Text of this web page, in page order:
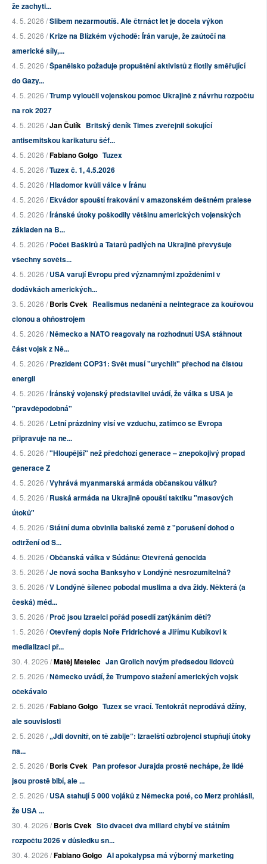
že zachyti...
4. 5. 2026 /Slibem nezarmoutíš. Ale čtrnáct let je docela výkon
4. 5. 2026 /Krize na Blízkém východě: Írán varuje, že zaútočí na
americké síly,...
4. 5. 2026 /Španělsko požaduje propuštění aktivistů z flotily směřující
do Gazy...
4. 5. 2026 /Trump vyloučil vojenskou pomoc Ukrajině z návrhu rozpočtu
na rok 2027
4. 5. 2026 /Jan Čulík Britský deník Times zveřejnil šokující
antisemitskou karikaturu šéf...
4. 5. 2026 /Fabiano Golgo Tuzex
4. 5. 2026 /Tuzex č. 1, 4.5.2026
4. 5. 2026 /Hladomor kvůli válce v Íránu
4. 5. 2026 /Ekvádor spouští frakování v amazonském deštném pralese
4. 5. 2026 /Íránské útoky poškodily většinu amerických vojenských
základen na B...
4. 5. 2026 /Počet Baškirů a Tatarů padlých na Ukrajině převyšuje
všechny sověts...
4. 5. 2026 /USA varují Evropu před významnými zpožděními v
dodávkách amerických...
3. 5. 2026 /Boris Cvek Realismus nedanění a neintegrace za kouřovou
clonou a ohňostrojem
4. 5. 2026 /Německo a NATO reagovaly na rozhodnutí USA stáhnout
část vojsk z Ně...
4. 5. 2026 /Prezident COP31: Svět musí "urychlit" přechod na čistou
energii
4. 5. 2026 /Íránský vojenský představitel uvádí, že válka s USA je
"pravděpodobná"
4. 5. 2026 /Letní prázdniny visí ve vzduchu, zatímco se Evropa
připravuje na ne...
4. 5. 2026 /"Hloupější" než předchozí generace – znepokojivý propad
generace Z
4. 5. 2026 /Vyhrává myanmarská armáda občanskou válku?
4. 5. 2026 /Ruská armáda na Ukrajině opouští taktiku "masových
útoků"
4. 5. 2026 /Státní duma obvinila baltské země z "porušení dohod o
odtržení od S...
4. 5. 2026 /Občanská válka v Súdánu: Otevřená genocida
3. 5. 2026 /Je nová socha Banksyho v Londýně nesrozumitelná?
3. 5. 2026 /V Londýně šílenec pobodal muslima a dva židy. Některá (a
česká) méd...
3. 5. 2026 /Proč jsou Izraelci pořád posedlí zatýkáním dětí?
1. 5. 2026 /Otevřený dopis Noře Fridrichové a Jiřímu Kubíkovi k
medializaci př...
30. 4. 2026 /Matěj Metelec Jan Grolich novým předsedou lidovců
2. 5. 2026 /Německo uvádí, že Trumpovo stažení amerických vojsk
očekávalo
2. 5. 2026 /Fabiano Golgo Tuzex se vrací. Tentokrát neprodává džíny,
ale souvislosti
2. 5. 2026 /„Jdi dovnitř, on tě zabije“: Izraelští ozbrojenci stupňují útoky
na...
2. 5. 2026 /Boris Cvek Pan profesor Jurajda prostě nechápe, že lidé
jsou prostě blbí, ale ...
2. 5. 2026 /USA stahují 5 000 vojáků z Německa poté, co Merz prohlásil,
že USA ...
30. 4. 2026 /Boris Cvek Sto dvacet dva miliard chybí ve státním
rozpočtu 2026 v důsledku sn...
30. 4. 2026 /Fabiano Golgo AI apokalypsa má výborný marketing